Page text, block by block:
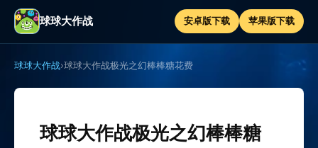
球球大作战 安卓版下载 苹果版下载
球球大作战›球球大作战极光之幻棒棒糖花费
球球大作战极光之幻棒棒糖